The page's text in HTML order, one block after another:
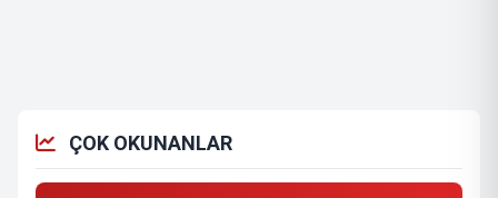
ÇOK OKUNANLAR